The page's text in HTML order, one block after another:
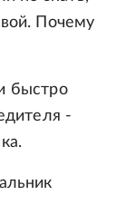
Почему
быстро
-